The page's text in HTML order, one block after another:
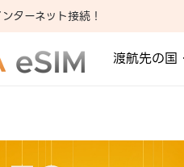
ターネット接続！
渡航先の国